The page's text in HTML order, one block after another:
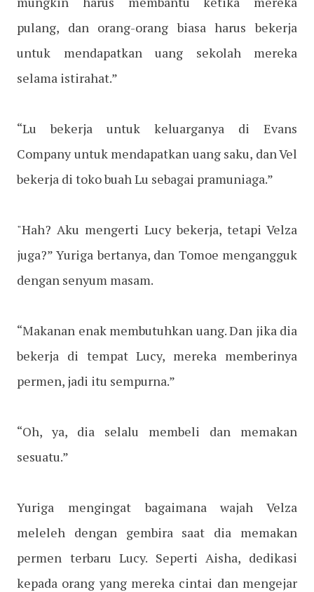
pulang, dan orang-orang biasa harus bekerja
untuk mendapatkan uang sekolah mereka
selama istirahat.”
“Lu bekerja untuk keluarganya di Evans
Company untuk mendapatkan uang saku, dan Vel
bekerja di toko buah Lu sebagai pramuniaga.”
"Hah? Aku mengerti Lucy bekerja, tetapi Velza
juga?” Yuriga bertanya, dan Tomoe mengangguk
dengan senyum masam.
“Makanan enak membutuhkan uang. Dan jika dia
bekerja di tempat Lucy, mereka memberinya
permen, jadi itu sempurna.”
“Oh, ya, dia selalu membeli dan memakan
sesuatu.”
Yuriga mengingat bagaimana wajah Velza
meleleh dengan gembira saat dia memakan
permen terbaru Lucy. Seperti Aisha, dedikasi
kepada orang yang mereka cintai dan mengejar